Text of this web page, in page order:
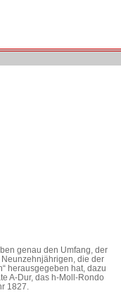
genau den Umfang, der
die der
herausgegeben hat, dazu
A-Dur, das h-Moll-Rondo
1827.